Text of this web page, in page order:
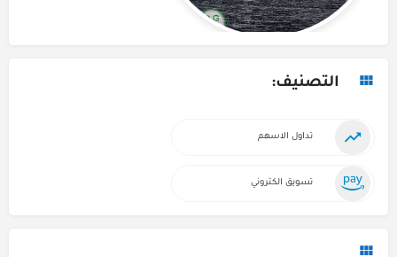
التصنيف:
تداول الاسهم
تسويق الكتروني